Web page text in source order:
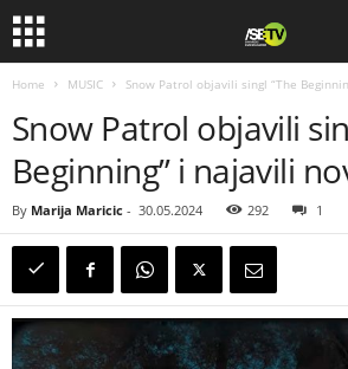
Home MUSIC Snow Patrol objavili singl “The
Snow Patrol objavili
Beginning” i najavili
By Marija Maricic - 30.05.2024 292 1